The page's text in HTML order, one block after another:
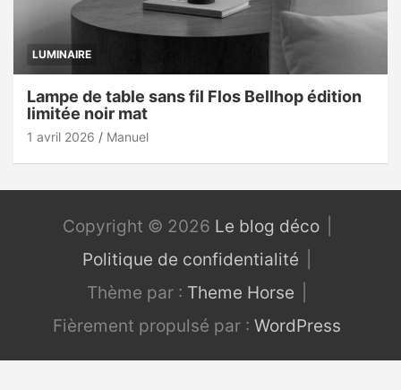
LUMINAIRE
Lampe de table sans fil Flos Bellhop édition
limitée noir mat
1 avril 2026 Manuel
Copyright © 2026 Le blog déco
Politique de confidentialité
Thème par : Theme Horse
Fièrement propulsé par : WordPress